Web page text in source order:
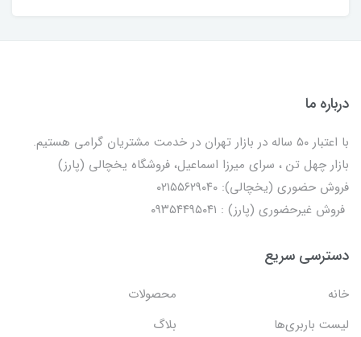
درباره ما
با اعتبار ۵۰ ساله در بازار تهران در خدمت مشتریان گرامی هستیم.
بازار چهل تن ، سرای میرزا اسماعیل، فروشگاه یخچالی‌ (پارز)
فروش حضوری (یخچالی): ۰۲۱۵۵۶۲۹۰۴۰
فروش غیرحضوری (پارز) : ۰۹۳۵۴۴۹۵۰۴۱
دسترسی سریع
خانه
محصولات
لیست باربری‌ها
بلاگ